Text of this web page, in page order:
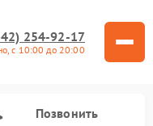
254-92-17
с 10:00 до 20:00
Позвонить